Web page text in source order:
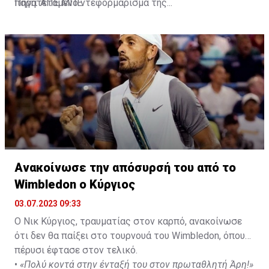
παρατεταμένο ντεφορμάρισμά της...
Πηγή: ΑΠΕ ΜΠΕ
Ανακοίνωσε την απόσυρσή του από το
Wimbledon ο Κύργιος
03.07.2023 09:33
Ο Νικ Κύργιος, τραυματίας στον καρπό, ανακοίνωσε
ότι δεν θα παίξει στο τουρνουά του Wimbledon, όπου
πέρυσι έφτασε στον τελικό.
• «Πολύ κοντά στην ένταξή του στον πρωταθλητή Άρη!»